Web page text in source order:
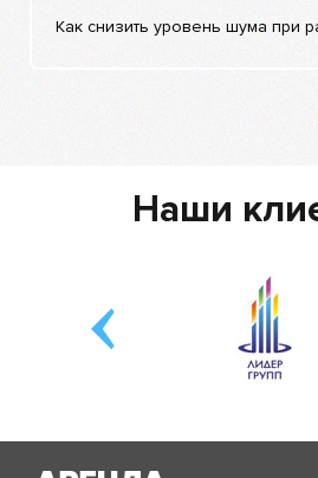
Как снизить уровень шума при
Наши